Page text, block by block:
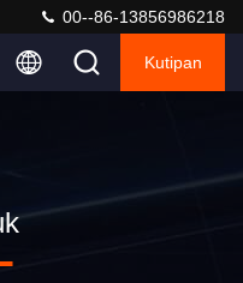
00--86-13856986218
Kutipan